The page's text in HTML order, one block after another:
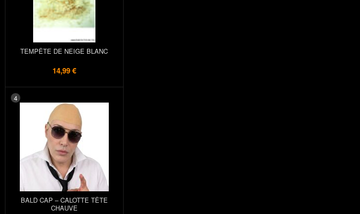
TEMPÊTE DE NEIGE BLANC
14,99 €
4
BALD CAP – CALOTTE TÊTE
CHAUVE